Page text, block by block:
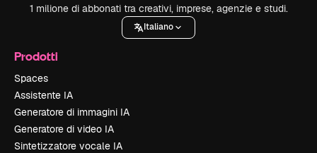
1 milione di abbonati tra creativi, imprese, agenzie e studi.
Italiano
Prodotti
Spaces
Assistente IA
Generatore di immagini IA
Generatore di video IA
Sintetizzatore vocale IA